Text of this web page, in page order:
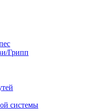
Грипп
системы